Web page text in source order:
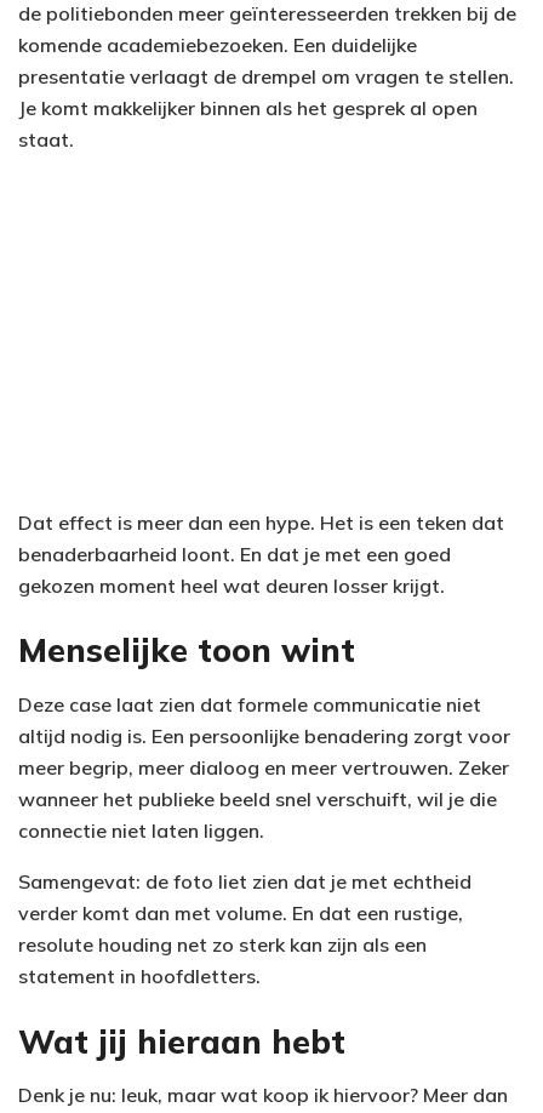
de politiebonden meer geïnteresseerden trekken bij de
komende academiebezoeken. Een duidelijke
presentatie verlaagt de drempel om vragen te stellen.
Je komt makkelijker binnen als het gesprek al open
staat.
Dat effect is meer dan een hype. Het is een teken dat
benaderbaarheid loont. En dat je met een goed
gekozen moment heel wat deuren losser krijgt.
Menselijke toon wint
Deze case laat zien dat formele communicatie niet
altijd nodig is. Een persoonlijke benadering zorgt voor
meer begrip, meer dialoog en meer vertrouwen. Zeker
wanneer het publieke beeld snel verschuift, wil je die
connectie niet laten liggen.
Samengevat: de foto liet zien dat je met echtheid
verder komt dan met volume. En dat een rustige,
resolute houding net zo sterk kan zijn als een
statement in hoofdletters.
Wat jij hieraan hebt
Denk je nu: leuk, maar wat koop ik hiervoor? Meer dan